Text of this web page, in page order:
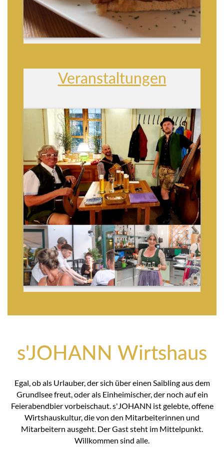
Veranstaltungen
s'JOHANN Wirtshaus
Egal, ob als Urlauber, der sich über einen Saibling aus dem
Grundlsee freut, oder als Einheimischer, der noch auf ein
Feierabendbier vorbeischaut. s'JOHANN ist gelebte, offene
Wirtshauskultur, die von den Mitarbeiterinnen und
Mitarbeitern ausgeht. Der Gast steht im Mittelpunkt.
Willkommen sind alle.